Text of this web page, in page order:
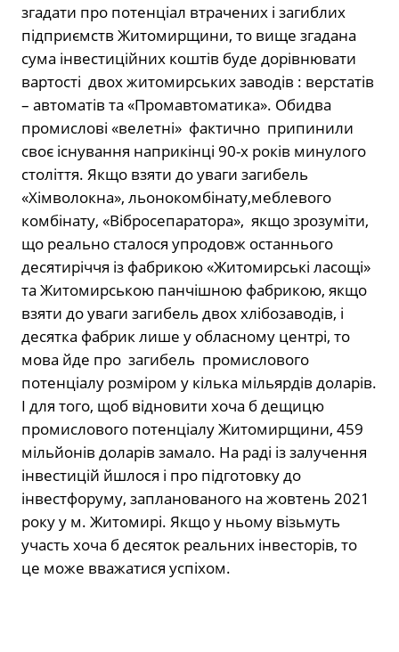
згадати про потенціал втрачених і загиблих
підприємств Житомирщини, то вище згадана
сума інвестиційних коштів буде дорівнювати
вартості двох житомирських заводів : верстатів
– автоматів та «Промавтоматика». Обидва
промислові «велетні» фактично припинили
своє існування наприкінці 90-х років минулого
століття. Якщо взяти до уваги загибель
«Хімволокна», льонокомбінату,меблевого
комбінату, «Вібросепаратора», якщо зрозуміти,
що реально сталося упродовж останнього
десятиріччя із фабрикою «Житомирські ласощі»
та Житомирською панчішною фабрикою, якщо
взяти до уваги загибель двох хлібозаводів, і
десятка фабрик лише у обласному центрі, то
мова йде про загибель промислового
потенціалу розміром у кілька мільярдів доларів.
І для того, щоб відновити хоча б дещицю
промислового потенціалу Житомирщини, 459
мільйонів доларів замало. На раді із залучення
інвестицій йшлося і про підготовку до
інвестфоруму, запланованого на жовтень 2021
року у м. Житомирі. Якщо у ньому візьмуть
участь хоча б десяток реальних інвесторів, то
це може вважатися успіхом.